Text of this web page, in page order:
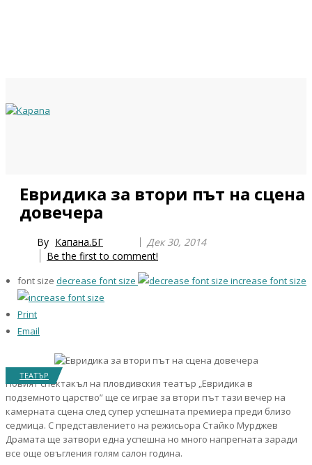
Евридика за втори път на сцена
довечера
By Капана.БГ
Дек 30, 2014
Be the first to comment!
font size decrease font size increase font size
Print
Email
ТЕАТЪР
Новият спектакъл на пловдивския театър „Евридика в
подземното царство” ще се играе за втори път тази вечер на
камерната сцена след супер успешната премиера преди близо
седмица. С представлението на режисьора Стайко Мурджев
Драмата ще затвори една успешна но много напрегната заради
все още овъгления голям салон година.
Year
Month
Year
Month